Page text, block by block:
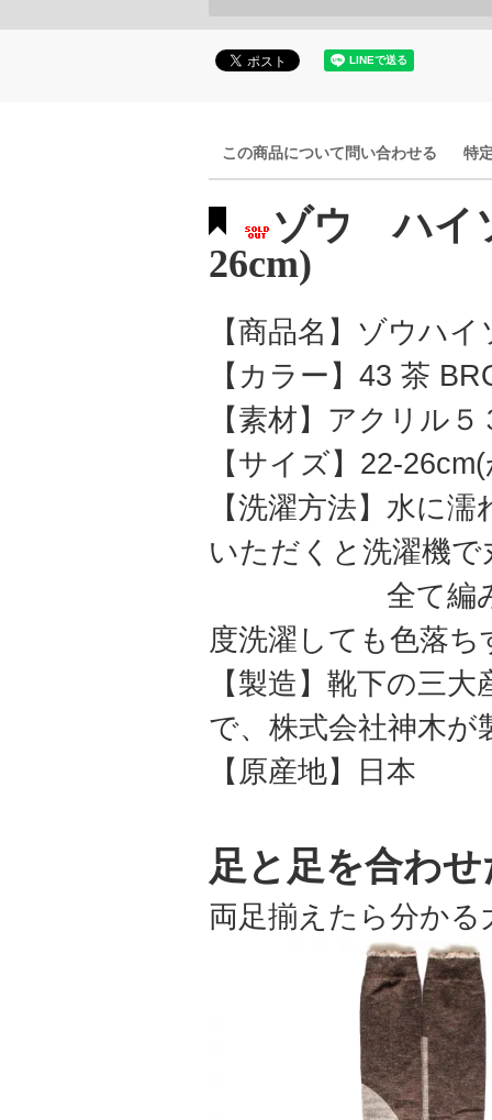
この商品について問い合わせる 特
ゾウ ハイ
26cm)
【商品名】ゾウハ
【カラー】43 茶
【素材】アクリル
【サイズ】22-
【洗濯方法】水に
いただくと洗濯機
全て編み込み
度洗濯しても色落
【製造】靴下の三
で、株式会社神木が
【原産地】日本
足と足を合わ
両足揃えたら分か